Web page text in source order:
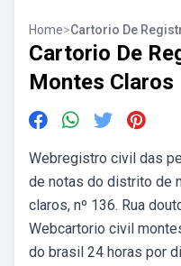
Home>Cartorio De
Cartorio De
Montes Claros
Webregistro civil das
de notas do distrito de
claros, nº 136. Rua
Webcartorio civil
do brasil 24 horas por